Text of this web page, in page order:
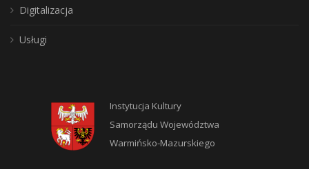
Digitalizacja
Usługi
Instytucja Kultury
Samorządu Województwa
Warmińsko-Mazurskiego